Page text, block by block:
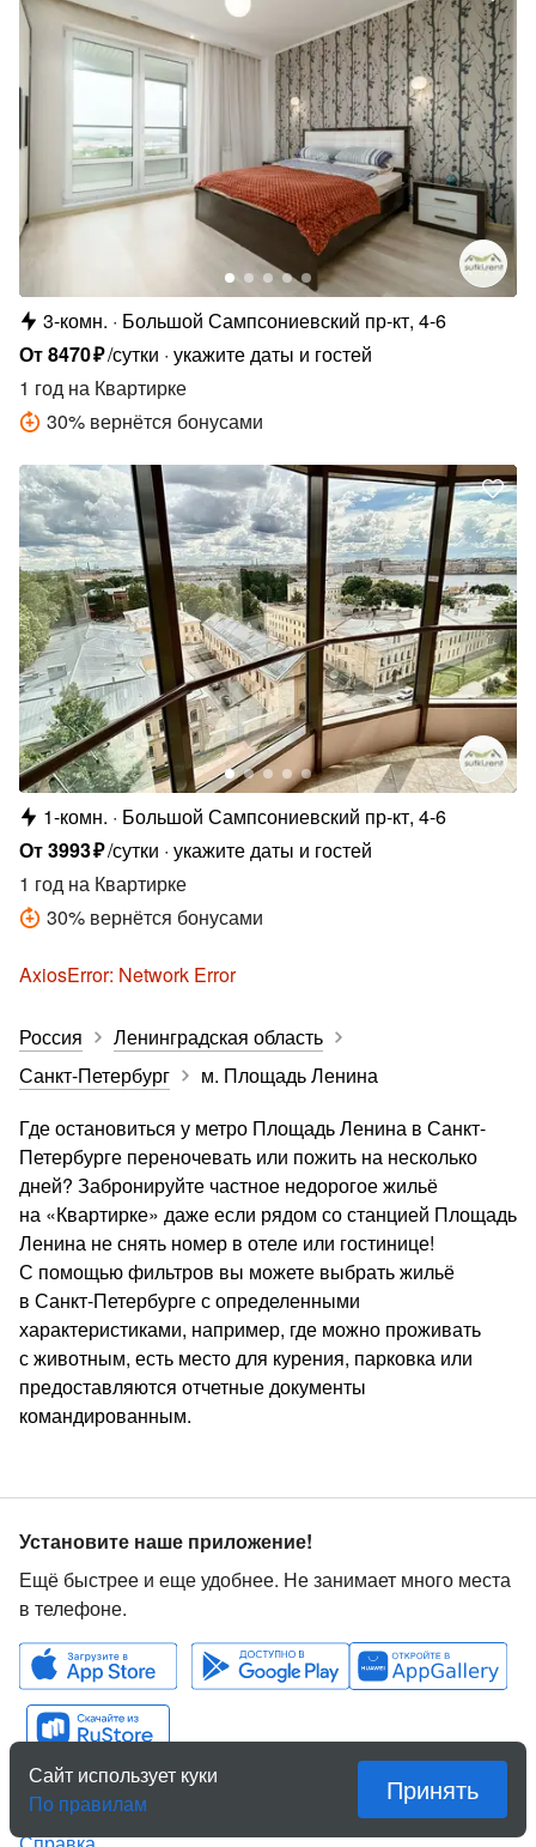
3-комн.
Большой Сампсониевский пр-кт, 4-6
От8470₽/сутки укажите даты и гостей
1 год на Квартирке
30% вернётся бонусами
1-комн.
Большой Сампсониевский пр-кт, 4-6
От3993₽/сутки укажите даты и гостей
1 год на Квартирке
30% вернётся бонусами
AxiosError: Network Error
Россия
Ленинградская область
Санкт-Петербург
м. Площадь Ленина
Где остановиться у метро Площадь Ленина в Санкт-
Петербурге переночевать или пожить на несколько
дней? Забронируйте частное недорогое жильё
на «Квартирке» даже если рядом со станцией Площадь
Ленина не снять номер в отеле или гостинице!
С помощью фильтров вы можете выбрать жильё
в Санкт-Петербурге с определенными
характеристиками, например, где можно проживать
с животным, есть место для курения, парковка или
предоставляются отчетные документы
командированным.
Установите наше приложение!
Ещё быстрее и еще удобнее. Не занимает много места
в телефоне.
Служба помощи
Сайт использует куки
По правилам
Принять